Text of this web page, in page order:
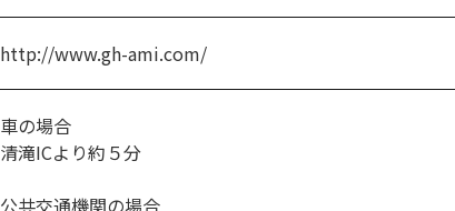
http://www.gh-ami.com/
車の場合
清滝ICより約５分
公共交通機関の場合